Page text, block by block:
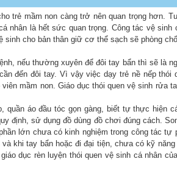
trẻ mầm non càng trở nên quan trọng hơn.
nhân là hết sức quan trọng. Công tác vệ sinh
cho bản thân giữ cơ thể sạch sẽ phòng
nếu thường xuyên để đôi tay bẩn thì sẽ là
đến đôi tay. Vì vậy việc dạy trẻ nề nếp thói
mầm non. Giáo dục thói quen vệ sinh rửa
áo đầu tóc gọn gàng, biết tự thực hiện
định, sử dụng đồ dùng đồ chơi đúng cách.
lớn chưa có kinh nghiệm trong công tác tự
khi tay bẩn hoặc đi đại tiện, chưa có kỹ
dục rèn luyện thói quen vệ sinh cá nhân